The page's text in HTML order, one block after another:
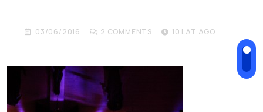
03/06/2016 2 COMMENTS 10 LAT AGO